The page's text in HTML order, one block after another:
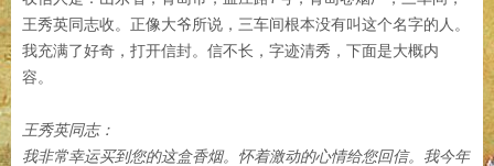
王秀英同志收。正像大爷所说，三车间根本没有叫这个名字的人。
我充满了好奇，打开信封。信不长，字迹清秀，下面是大概内
容。
王秀英同志：
我非常幸运买到您的这盒香烟。怀着激动的心情给您回信。我今年